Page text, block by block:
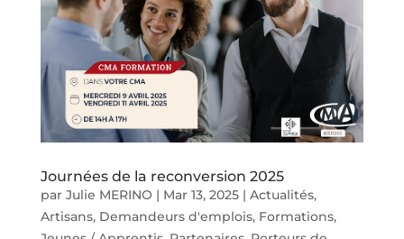
Journées de la reconversion 2025
par Julie MERINO | Mar 13, 2025| Actualités,
Artisans, Demandeurs d'emplois, Formations,